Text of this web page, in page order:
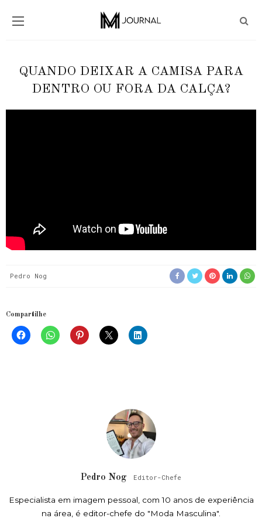
QUANDO DEIXAR A CAMISA PARA
DENTRO OU FORA DA CALÇA?
Pedro Nog
Compartilhe
Pedro Nog Editor-Chefe
Especialista em imagem pessoal, com 10 anos de experiência
na área, é editor-chefe do "Moda Masculina".